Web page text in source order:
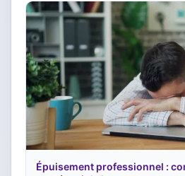
Épuisement professionnel :